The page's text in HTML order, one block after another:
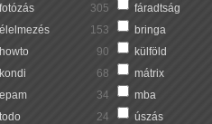
fotózás 305
fáradtság
élelmezés 153
bringa
howto 90
külföld
kondi 68
mátrix
epam 34
mba
todo 24
úszás